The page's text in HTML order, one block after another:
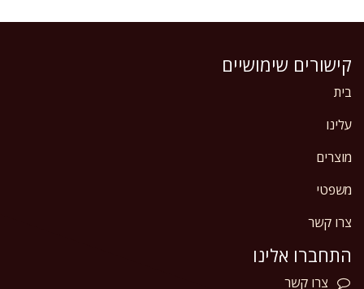
קישורים שימושיים
בית
עלינו
מוצרים
משפטי
צרו קשר
התחברו אלינו
צרו קשר